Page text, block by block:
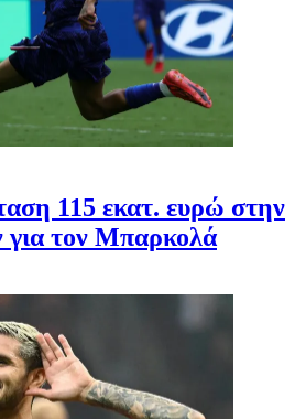
115 εκατ. ευρώ στην
για τον Μπαρκολά